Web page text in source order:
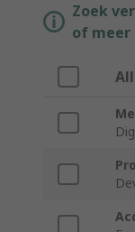
Zoek
of meer